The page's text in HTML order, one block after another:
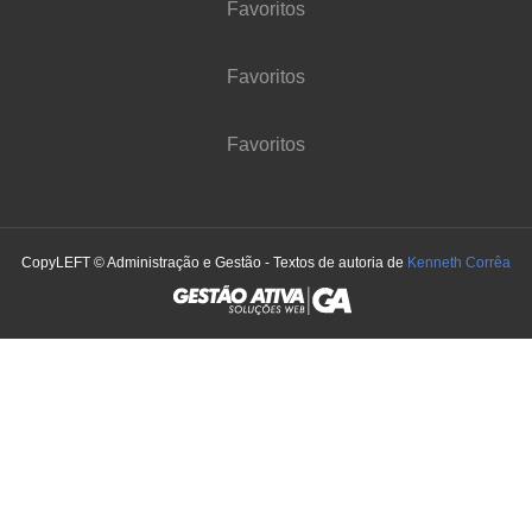
Favoritos
Favoritos
Favoritos
CopyLEFT © Administração e Gestão - Textos de autoria de Kenneth Corrêa